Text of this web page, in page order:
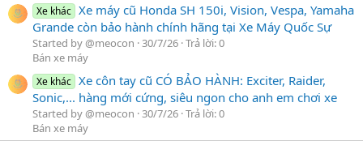
Xe khác Xe máy cũ Honda SH 150i, Vision, Vespa, Yamaha
Grande còn bảo hành chính hãng tại Xe Máy Quốc Sự
Started by @meocon 30/7/26 Trả lời: 0
Bán xe máy
Xe khác Xe côn tay cũ CÓ BẢO HÀNH: Exciter, Raider,
Sonic,... hàng mới cứng, siêu ngon cho anh em chơi xe
Started by @meocon 30/7/26 Trả lời: 0
Bán xe máy